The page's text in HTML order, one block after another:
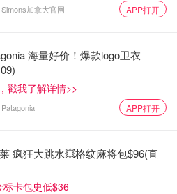
Simons加拿大官网 APP打开
海量好价！爆款logo卫衣
戳我了解详情>>
Patagonia APP打开
疯狂大跳水💥格纹麻将包$96(直
标卡包史低$36